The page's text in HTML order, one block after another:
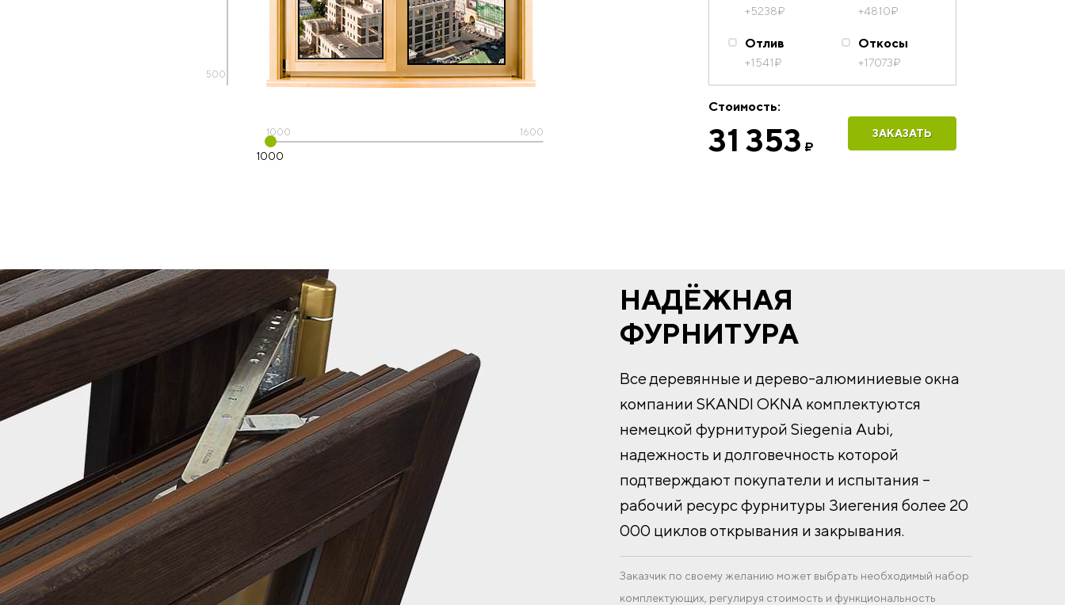
500
1000
1000
1600
+5238₽ +4810₽
Отлив
+1541₽
Откосы
+17073₽
Стоимость:
31 353 ₽
ЗАКАЗАТЬ
НАДЁЖНАЯ
ФУРНИТУРА
Все деревянные и дерево-алюминиевые окна
компании SKANDI OKNA комплектуются
немецкой фурнитурой Siegenia Aubi,
надежность и долговечность которой
подтверждают покупатели и испытания –
рабочий ресурс фурнитуры Зиегения более 20
000 циклов открывания и закрывания.
Заказчик по своему желанию может выбрать необходимый набор
комплектующих, регулируя стоимость и функциональность